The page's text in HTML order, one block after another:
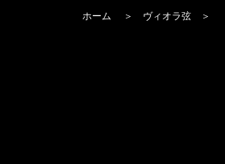
ホーム ＞ ヴィオラ弦 ＞